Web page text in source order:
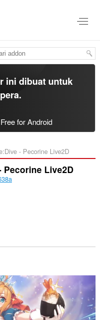
ini dibuat untuk
.
Free for Android
- Pecorine Live2D‎
Live2D